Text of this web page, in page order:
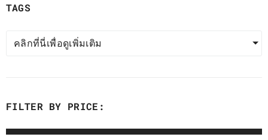
TAGS
คลิกที่นี่เพื่อดูเพิ่มเติม
FILTER BY PRICE: